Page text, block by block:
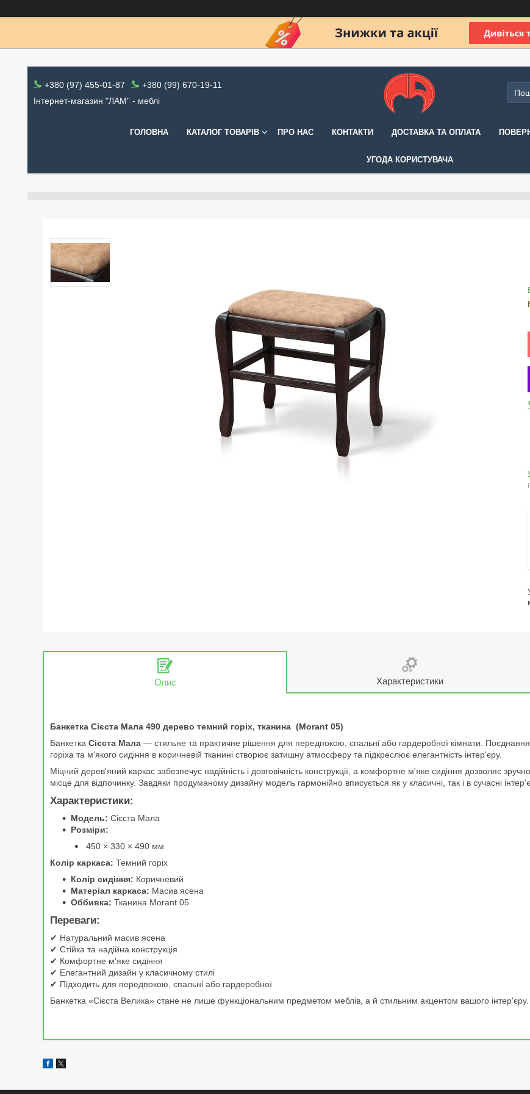
+380 (97) 455-01-87
+380 (99) 670-19-11
Інтернет-магазин "ЛАМ" - меблі
ГОЛОВНА КАТАЛОГ ТОВАРІВ ПРО НАС КОНТАКТИ ДОСТАВКА ТА ОПЛАТА
УГОДА КОРИСТУВАЧА
Опис Характеристики
Банкетка Сієста Мала 490 дерево темний горіх, тканина (Morant 05)
Банкетка Сієста Мала — стильне та практичне рішення для передпокою, спальні або гардеробної кімнати.
горіха та м'якого сидіння в коричневій тканині створює затишну атмосферу та підкреслює елегантність інтер'єру.
Міцний дерев'яний каркас забезпечує надійність і довговічність конструкції, а комфортне м'яке сидіння дозволяє
місце для відпочинку. Завдяки продуманому дизайну модель гармонійно вписується як у класичні, так і в сучасні
Характеристики:
Модель: Сієста Мала
Розміри:
450 × 330 × 490 мм
Колір каркаса: Темний горіх
Колір сидіння: Коричневий
Матеріал каркаса: Масив ясена
Оббивка: Тканина Morant 05
Переваги:
✔ Натуральний масив ясена
✔ Стійка та надійна конструкція
✔ Комфортне м'яке сидіння
✔ Елегантний дизайн у класичному стилі
✔ Підходить для передпокою, спальні або гардеробної
Банкетка «Сієста Велика» стане не лише функціональним предметом меблів, а й стильним акцентом вашого інтер'єру.